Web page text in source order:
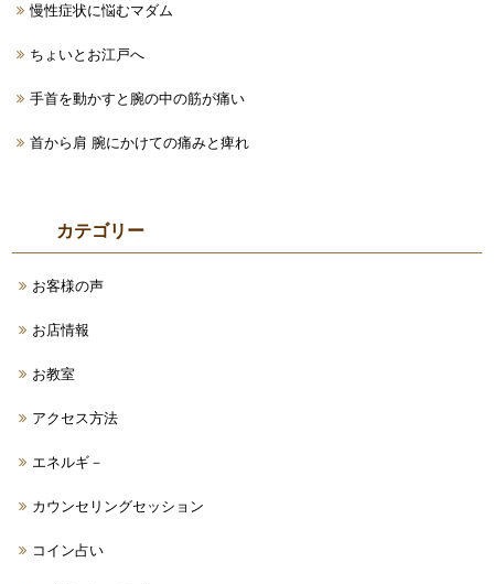
慢性症状に悩むマダム
ちょいとお江戸へ
手首を動かすと腕の中の筋が痛い
首から肩 腕にかけての痛みと痺れ
カテゴリー
お客様の声
お店情報
お教室
アクセス方法
エネルギ－
カウンセリングセッション
コイン占い